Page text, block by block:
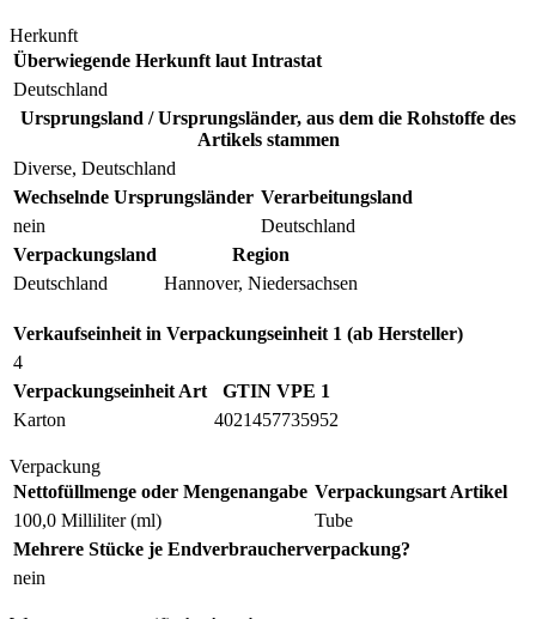
Herkunft
Überwiegende Herkunft laut Intrastat
Deutschland
Ursprungsland / Ursprungsländer, aus dem die Rohstoffe des
Artikels stammen
Diverse, Deutschland
Wechselnde Ursprungsländer
nein
Verarbeitungsland
Deutschland
Verpackungsland
Deutschland
Region
Hannover, Niedersachsen
Verkaufseinheit in Verpackungseinheit 1 (ab Hersteller)
4
Verpackungseinheit Art
Karton
GTIN VPE 1
4021457735952
Verpackung
Nettofüllmenge oder Mengenangabe
100,0 Milliliter (ml)
Verpackungsart Artikel
Tube
Mehrere Stücke je Endverbraucherverpackung?
nein